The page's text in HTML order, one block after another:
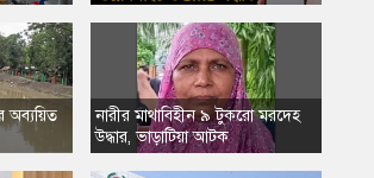
অব্যয়িত
নারীর মাথাবিহীন ৯ টুকরো মরদেহ
উদ্ধার, ভাড়াটিয়া আটক